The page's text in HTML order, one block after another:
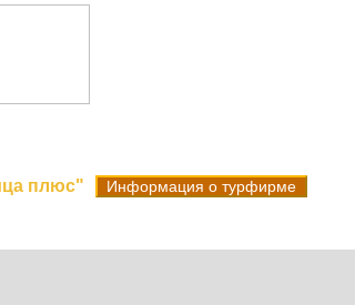
плюс" Информация о турфирме